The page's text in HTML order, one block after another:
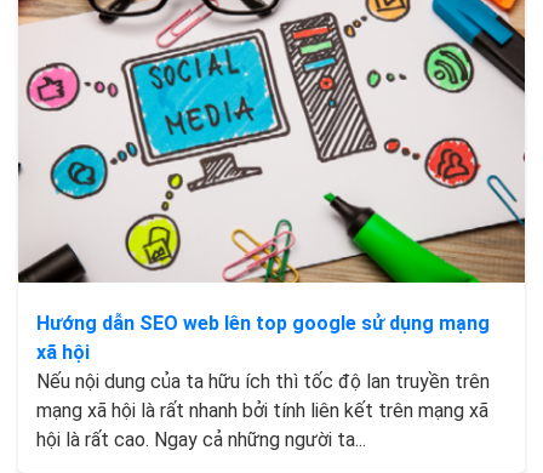
Hướng dẫn SEO web lên top google sử dụng mạng
xã hội
Nếu nội dung của ta hữu ích thì tốc độ lan truyền trên
mạng xã hội là rất nhanh bởi tính liên kết trên mạng xã
hội là rất cao. Ngay cả những người ta...